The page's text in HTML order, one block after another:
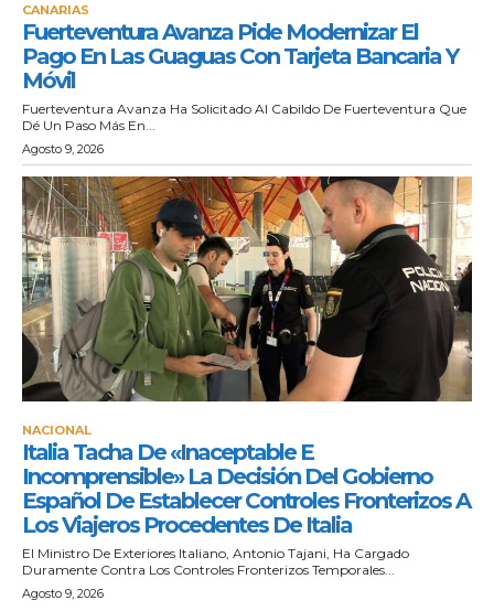
CANARIAS
Fuerteventura Avanza Pide Modernizar El
Pago En Las Guaguas Con Tarjeta Bancaria Y
Móvil
Fuerteventura Avanza Ha Solicitado Al Cabildo De Fuerteventura Que
Dé Un Paso Más En...
Agosto 9, 2026
NACIONAL
Italia Tacha De «inaceptable E
Incomprensible» La Decisión Del Gobierno
Español De Establecer Controles Fronterizos A
Los Viajeros Procedentes De Italia
El Ministro De Exteriores Italiano, Antonio Tajani, Ha Cargado
Duramente Contra Los Controles Fronterizos Temporales...
Agosto 9, 2026